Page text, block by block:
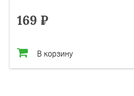
169 ₽
В корзину